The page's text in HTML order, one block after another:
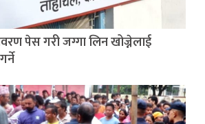
पेस गरी जग्गा लिन खोज्नेलाई